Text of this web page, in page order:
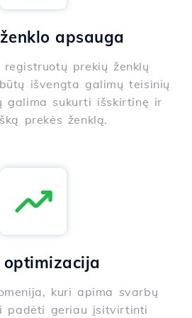
apsauga
prekių ženklų
išvengta galimų teisinių
galima sukurti išskirtinę ir
prekės ženklą.
optimizacija
kuri apima svarbų
padėti geriau įsitvirtinti